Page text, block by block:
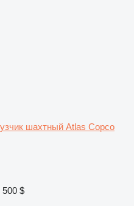
шахтный Atlas Copco
500 $